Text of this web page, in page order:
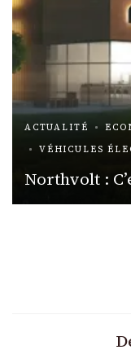
ACTUALITÉ
VÉHICULES
Northvolt :